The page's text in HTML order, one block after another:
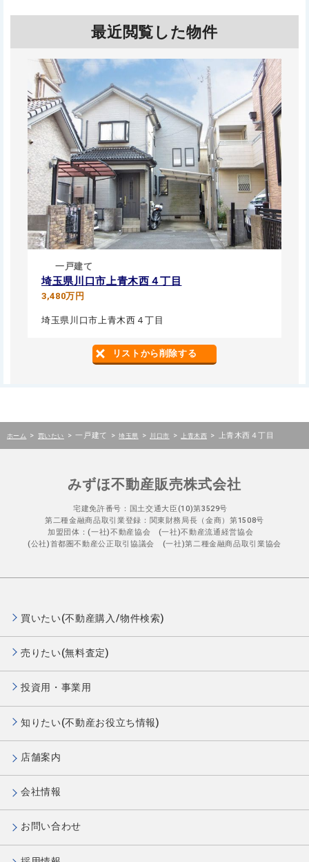
最近閲覧した物件
一戸建て
埼玉県川口市上青木西４丁目
3,480万円
埼玉県川口市上青木西４丁目
リストから削除する
ホーム > 買いたい > 一戸建て > 埼玉県 > 川口市 > 上青木西 > 上青木西４丁目
みずほ不動産販売株式会社
宅建免許番号：国土交通大臣(10)第3529号
第二種金融商品取引業登録：関東財務局長（金商）第1508号
加盟団体：(一社)不動産協会 (一社)不動産流通経営協会
(公社)首都圏不動産公正取引協議会 (一社)第二種金融商品取引業協会
買いたい(不動産購入/物件検索)
売りたい(無料査定)
投資用・事業用
知りたい(不動産お役立ち情報)
店舗案内
会社情報
お問い合わせ